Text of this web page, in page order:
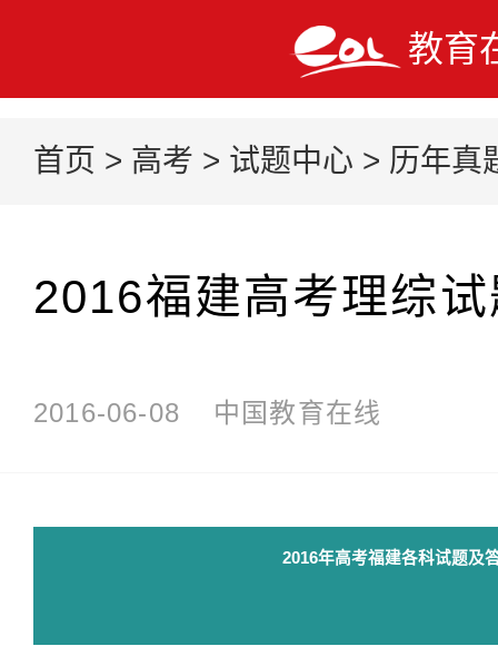
教育
首页 > 高考 > 试题中心 > 历年真
2016福建高考理综
2016-06-08 中国教育在线
2016年高考福建各科试题及